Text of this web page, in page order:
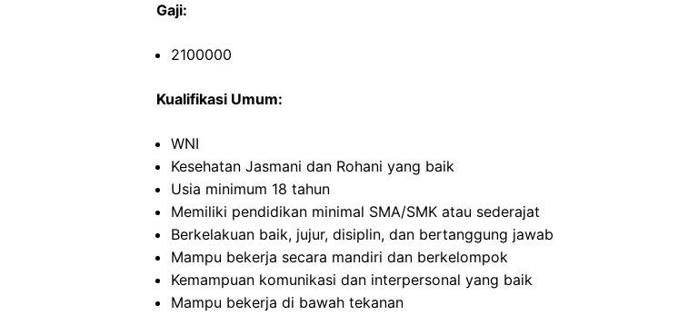
Gaji:
2100000
Kualifikasi Umum:
WNI
Kesehatan Jasmani dan Rohani yang baik
Usia minimum 18 tahun
Memiliki pendidikan minimal SMA/SMK atau sederajat
Berkelakuan baik, jujur, disiplin, dan bertanggung jawab
Mampu bekerja secara mandiri dan berkelompok
Kemampuan komunikasi dan interpersonal yang baik
Mampu bekerja di bawah tekanan